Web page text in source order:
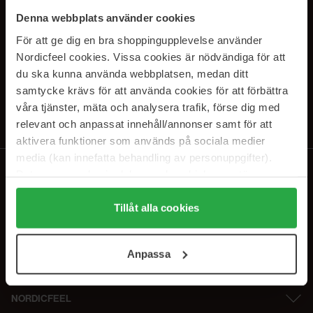
Denna webbplats använder cookies
För att ge dig en bra shoppingupplevelse använder
Nordicfeel cookies. Vissa cookies är nödvändiga för att
du ska kunna använda webbplatsen, medan ditt
samtycke krävs för att använda cookies för att förbättra
våra tjänster, mäta och analysera trafik, förse dig med
relevant och anpassat innehåll/annonser samt för att
aktivera funktioner som används på sociala medier
media (kan innefatta behandling av personuppgifter).
Genom att trycka på "Tillåt alla cookies" accepterar du
alla cookies, medan du under "Detaljer" kan anpassa
användningen av cookies. Du kan när som helst återkalla
samt vår Integritetspolicy.
Tillåt alla cookies
Anpassa
SUBSCRIBE TO OUR
NEWSLETTER
E-postadresse
Ved å abonnere godtar du vårpersonvernerklæring. Du kan melde deg
NORDICFEEL